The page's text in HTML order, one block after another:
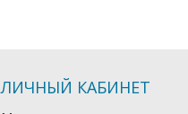
ЛИЧНЫЙ КАБИНЕТ